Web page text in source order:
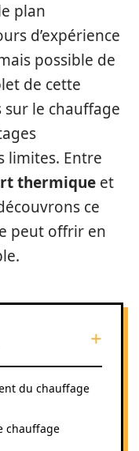
plan
d’expérience
possible de
de cette
sur le chauffage
limites. Entre
thermique et
ce
peut offrir en
du chauffage
chauffage